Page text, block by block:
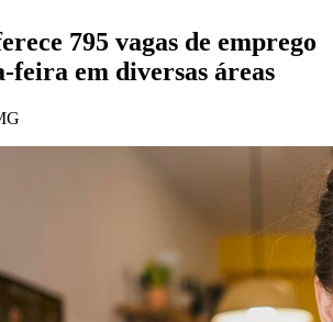
795 vagas de emprego
feira em diversas áreas